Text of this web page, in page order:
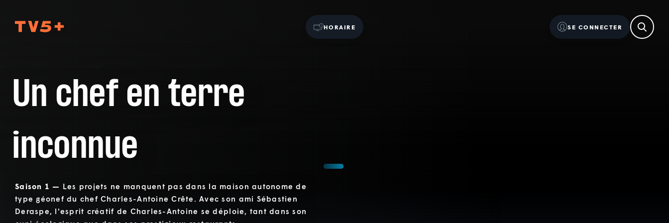
HORAIRE SE CONNECTER
Un chef en terre
inconnue
Saison 1 — Les projets ne manquent pas dans la maison autonome de
type géonef du chef Charles-Antoine Crête. Avec son ami Sébastien
Deraspe, l'esprit créatif de Charles-Antoine se déploie, tant dans son